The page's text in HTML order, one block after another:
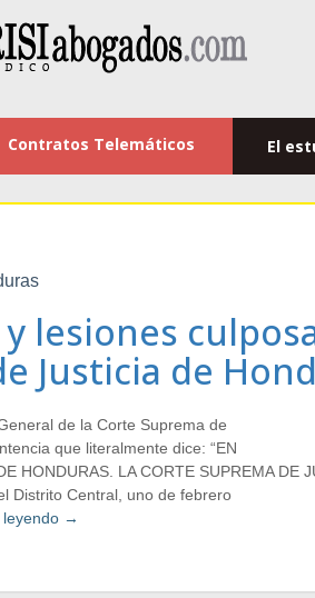
Contratos Telemáticos El
lesiones
Justicia de
de la Corte Suprema de
que literalmente dice: “EN
HONDURAS. LA CORTE SUPREMA DE
Distrito Central, uno de febrero
leyendo →